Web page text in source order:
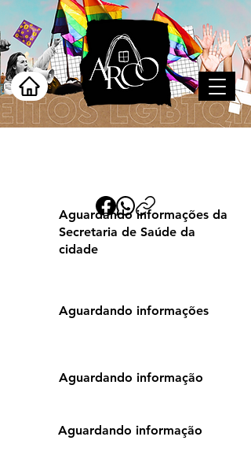
Aguardando informações da
Secretaria de Saúde da
cidade
Aguardando informações
Aguardando informação
Aguardando informação